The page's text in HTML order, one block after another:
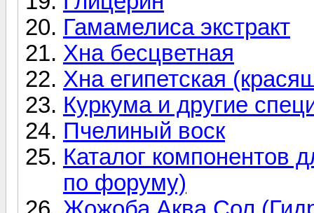
Гамамелиса экстракт
Хна бесцветная
Хна египетская
Куркума и другие
Пчелиный воск
Каталог компонентов
по форуму)